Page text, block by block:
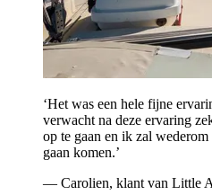
‘Het was een hele fijne
verwacht na deze ervaring
op te gaan en ik zal
gaan komen.’
— Carolien, klant van Little